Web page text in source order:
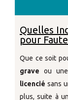
Quelles
pour
Que ce soit
grave ou une
licencié sans
plus, suite à